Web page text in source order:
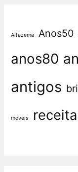
Alfazema Anos50
anos80
antigos
móveis receita